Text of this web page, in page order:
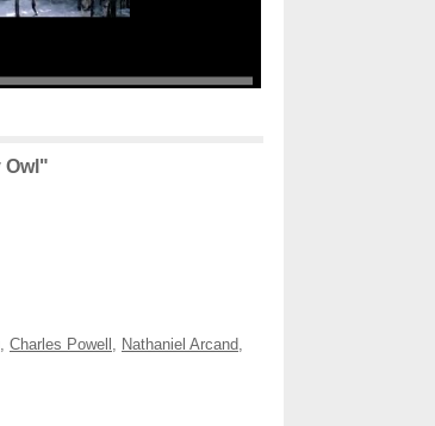
Owl"
, Charles Powell , Nathaniel Arcand,